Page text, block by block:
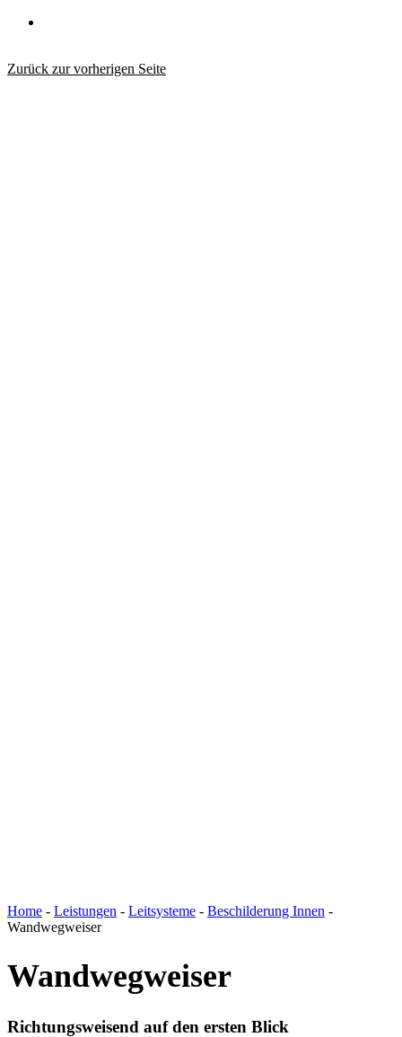
Zurück zur vorherigen Seite
Home - Leistungen - Leitsysteme - Beschilderung Innen -
Wandwegweiser
Wandwegweiser
Richtungsweisend auf den ersten Blick